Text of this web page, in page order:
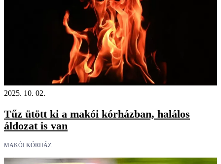
2025. 10. 02.
Tűz ütött ki a makói kórházban, halálos
áldozat is van
MAKÓI KÓRHÁZ